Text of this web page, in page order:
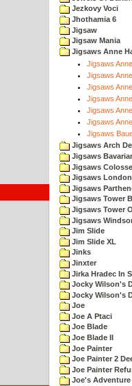
Jezkovy Voci
Jhothamia 6
Jigsaw
Jigsaw Mania
Jigsaws Anne
Jigsaws
Jigsaws
Jigsaws
Jigsaws
Jigsaws
Jigsaws
Jigsaws
Jigsaws Arch
Jigsaws
Jigsaws
Jigsaws
Jigsaws
Jigsaws Tower
Jigsaws Tower
Jigsaws
Jim Slide
Jim Slide XL
Jinks
Jinxter
Jirka Hradec In
Jocky Wilson's
Jocky Wilson's
Joe
Joe A Ptaci
Joe Blade
Joe Blade II
Joe Painter
Joe Painter 2
Joe Painter
Joe's Adventure